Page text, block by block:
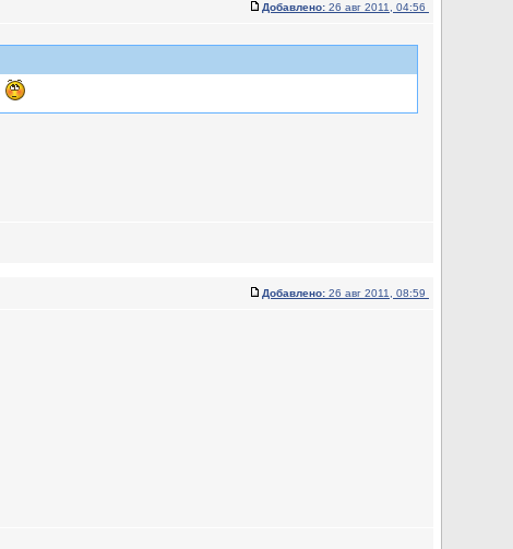
Добавлено: 26 авг 2011, 04:56
Добавлено: 26 авг 2011, 08:59